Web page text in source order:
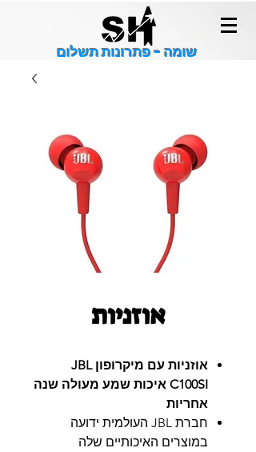
שומה - פתרונות תשלום
אוזניות
אוזניות עם מיקרופון JBL
C100SI איכות שמע מעולה שנה
אחריות
חברת JBL העולמית ידועה
במוצרים האיכותיים שלה